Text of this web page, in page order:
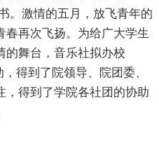
。激情的五月，放飞青年的
春再次飞扬。为给广大学生
的舞台，音乐社拟办校
得到了院领导、院团委、
，得到了学院各社团的协助